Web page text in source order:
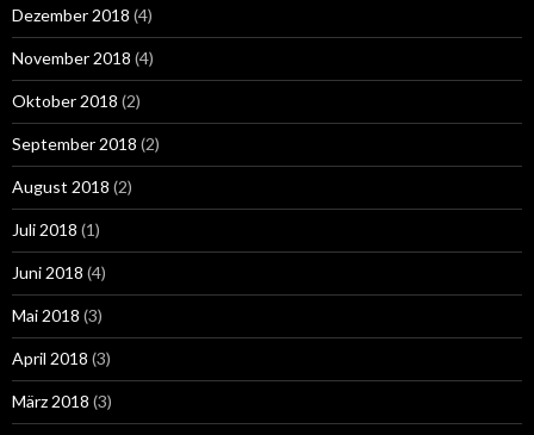
Dezember 2018 (4)
November 2018 (4)
Oktober 2018 (2)
September 2018 (2)
August 2018 (2)
Juli 2018 (1)
Juni 2018 (4)
Mai 2018 (3)
April 2018 (3)
März 2018 (3)